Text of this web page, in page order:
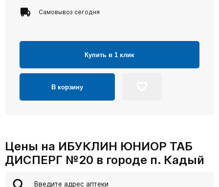
Самовывоз сегодня
Купить в 1 клик
В корзину
Цены на ИБУКЛИН ЮНИОР ТАБ
ДИСПЕРГ №20 в городе п. Кадый